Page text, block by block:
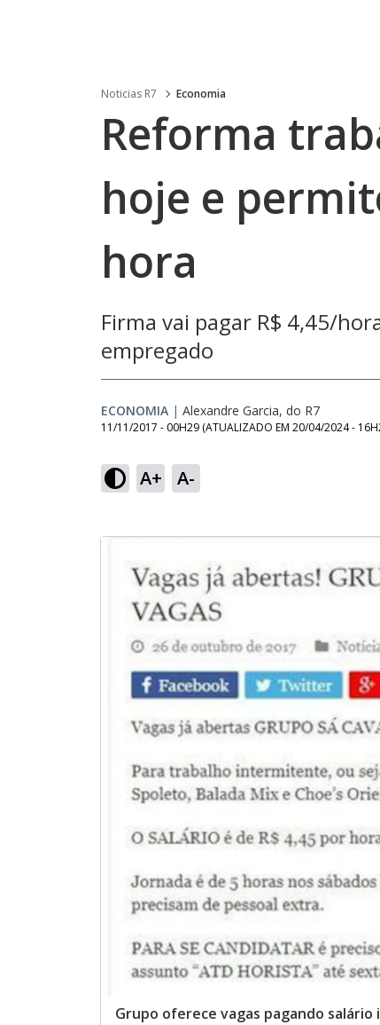
Noticias R7 Economia
Reforma
hoje e
hora
Firma vai pagar R$ 4,45/
empregado
ECONOMIA | Alexandre Garcia, do R7
11/11/2017 - 00H29 (ATUALIZADO EM 20/04/2024 -
A+ A-
Grupo oferece vagas pagando